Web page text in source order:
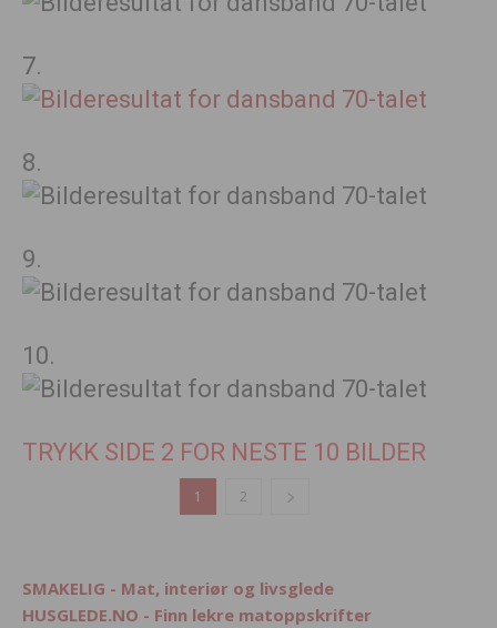
7.
8.
9.
10.
TRYKK SIDE 2 FOR NESTE 10 BILDER
1 2
SMAKELIG - Mat, interiør og livsglede
HUSGLEDE.NO - Finn lekre matoppskrifter